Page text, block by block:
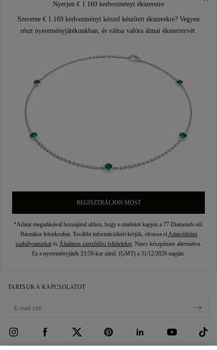
Nyerjen € 1.169 kedvezményt ékszereire
Szeretne € 1.169 kedvezményt kézzel készített ékszerekre? Vegyen
részt nyereményjátékunkban, és váltsa valóra álmai ékszertervét.
REGISZTRÁLJON MOST
*Adatai megadásával hozzájárul ahhoz, hogy e-maileket kapjon a 77 Diamonds-tól.
Bármikor leiratkozhat. További információkért kérjük, olvassa el Adatvédelmi
szabályzatunkat és Általános szerződési feltételeket . Nincs készpénzes alternatíva.
Ez a nyereményjáték 23:59-kor zárul. (GMT) a 31/12/2026 napján.
TARTSUK A KAPCSOLATOT